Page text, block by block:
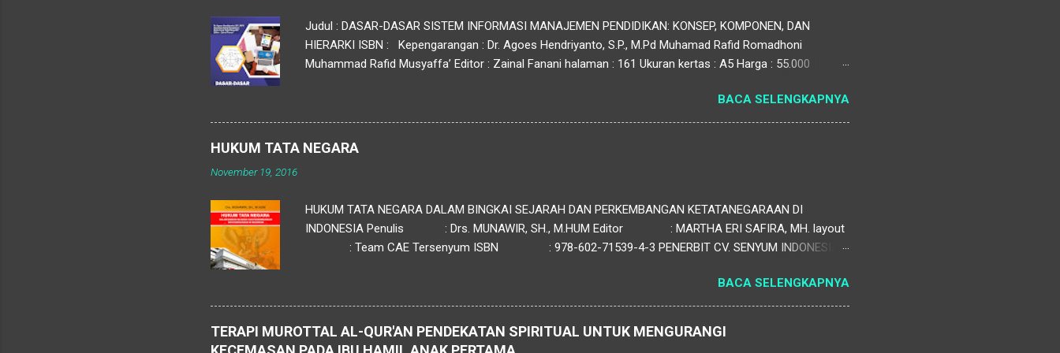
Judul : DASAR-DASAR SISTEM INFORMASI MANAJEMEN PENDIDIKAN: KONSEP, KOMPONEN, DAN
HIERARKI ISBN : Kepengarangan : Dr. Agoes Hendriyanto, S.P., M.Pd Muhamad Rafid Romadhoni
Muhammad Rafid Musyaffa’ Editor : Zainal Fanani halaman : 161 Ukuran kertas : A5 Harga : 55.000
Pendidikan) menguraikan pentingnya peran data dan informasi dalam meningkatkan efektivitas
pengelolaan pendidikan. Data, sebagai elemen mentah, harus diolah menjadi informasi yang bermanfaat
untuk mendukung pengambilan keputusan. Proses ini melibatkan siklus informasi yang dinamis, mulai dari
BACA SELENGKAPNYA
HUKUM TATA NEGARA
November 19, 2016
HUKUM TATA NEGARA DALAM BINGKAI SEJARAH DAN PERKEMBANGAN KETATANEGARAAN DI
INDONESIA Penulis : Drs. MUNAWIR, SH., M.HUM Editor : MARTHA ERI SAFIRA, MH. layout
: Team CAE Tersenyum ISBN : 978-602-71539-4-3 PENERBIT CV. SENYUM INDONESIA
BACA SELENGKAPNYA
TERAPI MUROTTAL AL-QUR'AN PENDEKATAN SPIRITUAL UNTUK MENGURANGI